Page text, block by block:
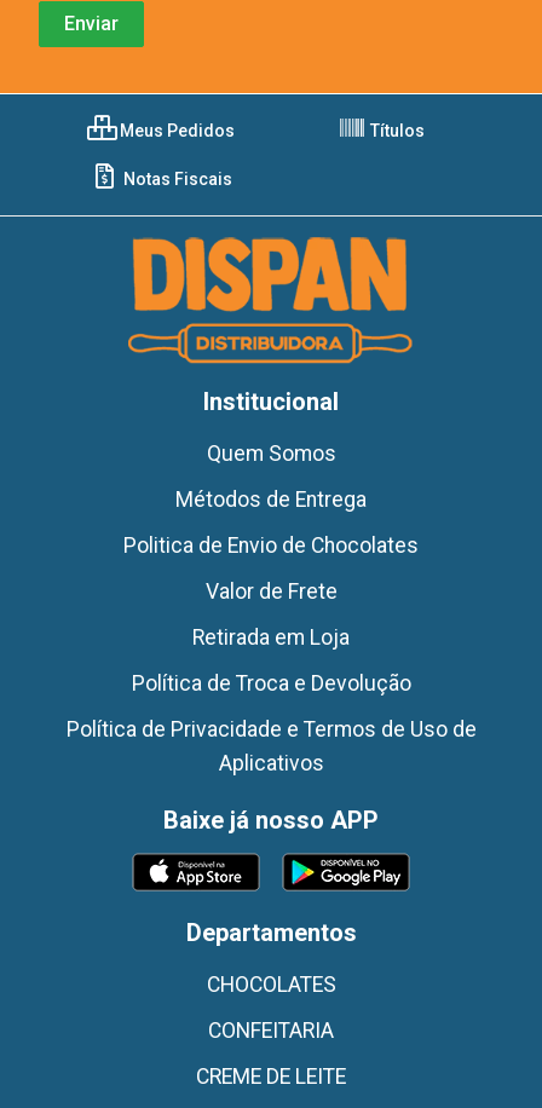
Meus Pedidos Títulos
Notas Fiscais
Institucional
Quem Somos
Métodos de Entrega
Politica de Envio de Chocolates
Valor de Frete
Retirada em Loja
Política de Troca e Devolução
Política de Privacidade e Termos de Uso de
Aplicativos
Baixe já nosso APP
Departamentos
CHOCOLATES
CONFEITARIA
CREME DE LEITE